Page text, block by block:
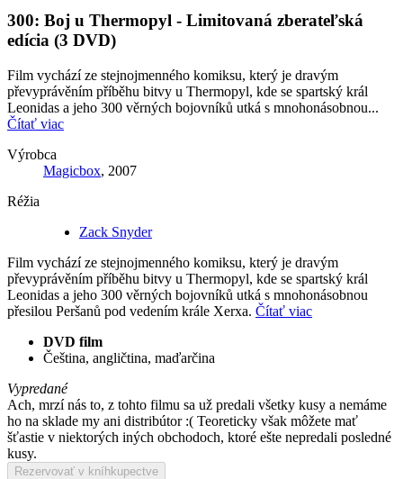
300: Boj u Thermopyl - Limitovaná zberateľská
edícia (3 DVD)
Film vychází ze stejnojmenného komiksu, který je dravým
převyprávěním příběhu bitvy u Thermopyl, kde se spartský král
Leonidas a jeho 300 věrných bojovníků utká s mnohonásobnou...
Čítať viac
Výrobca
Magicbox, 2007
Réžia
Zack Snyder
Film vychází ze stejnojmenného komiksu, který je dravým
převyprávěním příběhu bitvy u Thermopyl, kde se spartský král
Leonidas a jeho 300 věrných bojovníků utká s mnohonásobnou
přesilou Peršanů pod vedením krále Xerxa. Čítať viac
DVD film
Čeština, angličtina, maďarčina
Vypredané
Ach, mrzí nás to, z tohto filmu sa už predali všetky kusy a nemáme
ho na sklade my ani distribútor :( Teoreticky však môžete mať
šťastie v niektorých iných obchodoch, ktoré ešte nepredali posledné
kusy.
Rezervovať v kníhkupectve